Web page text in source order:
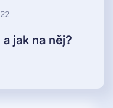
jak na něj?